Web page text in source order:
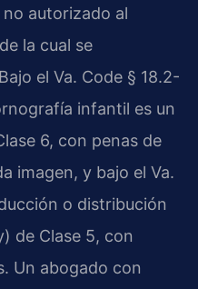
autorizado al
la cual se
el Va. Code § 18.2-
infantil es un
6, con penas de
imagen, y bajo el Va.
o distribución
de Clase 5, con
Un abogado con